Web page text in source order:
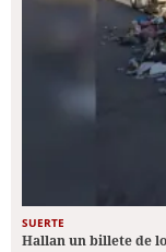
SUERTE
Hallan un billete de